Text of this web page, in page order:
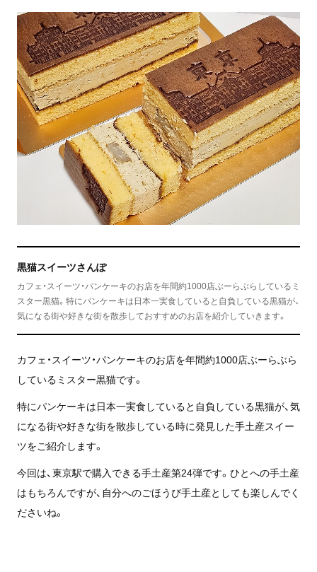
黒猫スイーツさんぽ
カフェ・スイーツ・パンケーキのお店を年間約1000店ぶーらぶらしているミ
スター黒猫。特にパンケーキは日本一実食していると自負している黒猫が、
気になる街や好きな街を散歩しておすすめのお店を紹介していきます。
カフェ・スイーツ・パンケーキのお店を年間約1000店ぶーらぶら
しているミスター黒猫です。
特にパンケーキは日本一実食していると自負している黒猫が、気
になる街や好きな街を散歩している時に発見した手土産スイー
ツをご紹介します。
今回は、東京駅で購入できる手土産第24弾です。ひとへの手土産
はもちろんですが、自分へのごほうび手土産としても楽しんでく
ださいね。